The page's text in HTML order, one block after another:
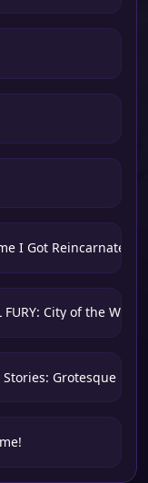
I Got Reincarnated
FURY: City of the
Stories: Grotesque